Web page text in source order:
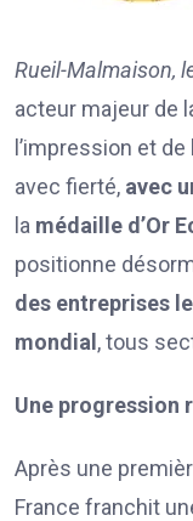
Rueil-Malmaison,
acteur majeur de
l’impression et de
avec fierté, avec
la médaille d’Or
positionne
des entreprises
mondial, tous
Une progression
Après une
France franchit